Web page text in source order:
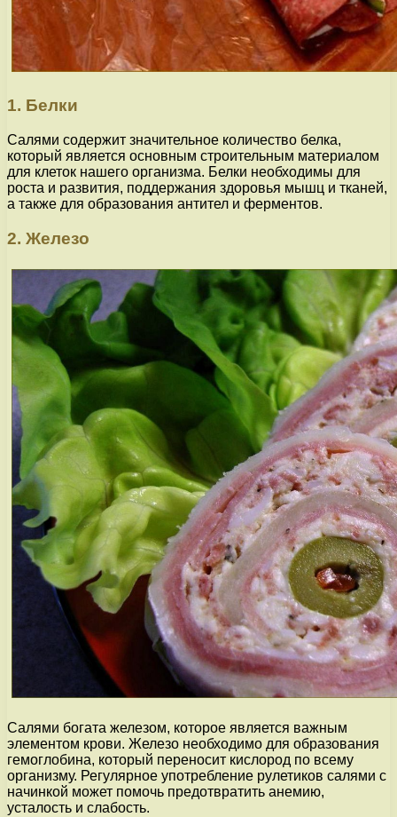
1. Белки
Салями содержит значительное количество белка,
который является основным строительным материалом
для клеток нашего организма. Белки необходимы для
роста и развития, поддержания здоровья мышц и тканей,
а также для образования антител и ферментов.
2. Железо
Салями богата железом, которое является важным
элементом крови. Железо необходимо для образования
гемоглобина, который переносит кислород по всему
организму. Регулярное употребление рулетиков салями с
начинкой может помочь предотвратить анемию,
усталость и слабость.